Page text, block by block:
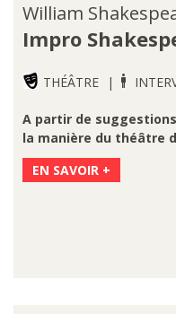
William
Impro
THÉÂTRE
A partir de
la manière du théâtre
EN SAVOIR +